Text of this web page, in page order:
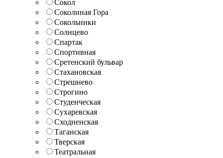
Сокол
Соколиная Гора
Сокольники
Солнцево
Спартак
Спортивная
Сретенский бульвар
Стахановская
Стрешнево
Строгино
Студенческая
Сухаревская
Сходненская
Таганская
Тверская
Театральная